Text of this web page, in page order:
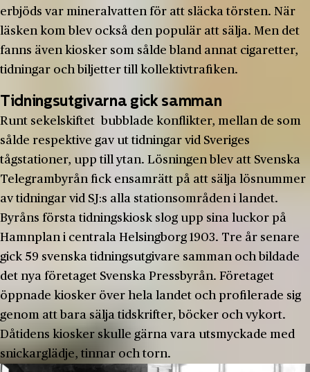
erbjöds var mineralvatten för att släcka törsten. När
läsken kom blev också den populär att sälja. Men det
fanns även kiosker som sålde bland annat cigaretter,
tidningar och biljetter till kollektivtrafiken.
Tidningsutgivarna gick samman
Runt sekelskiftet bubblade konflikter, mellan de som
sålde respektive gav ut tidningar vid Sveriges
tågstationer, upp till ytan. Lösningen blev att Svenska
Telegrambyrån fick ensamrätt på att sälja lösnummer
av tidningar vid SJ:s alla stationsområden i landet.
Byråns första tidningskiosk slog upp sina luckor på
Hamnplan i centrala Helsingborg 1903. Tre år senare
gick 59 svenska tidningsutgivare samman och bildade
det nya företaget Svenska Pressbyrån. Företaget
öppnade kiosker över hela landet och profilerade sig
genom att bara sälja tidskrifter, böcker och vykort.
Dåtidens kiosker skulle gärna vara utsmyckade med
snickarglädje, tinnar och torn.